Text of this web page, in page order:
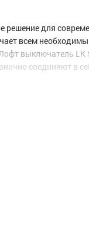
решение для
всем
выключатель LK
соединяют в